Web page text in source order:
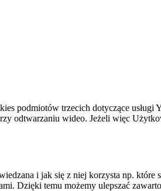
podmiotów trzecich dotyczące usługi
odtwarzaniu wideo. Jeżeli więc
i jak się z niej korzysta np.
Dzięki temu możemy ulepszać